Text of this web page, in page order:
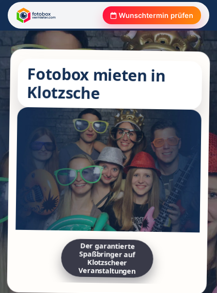
Wunschtermin prüfen
Fotobox mieten in
Klotzsche
Der garantierte
Spaßbringer auf
Klotzscheer
Veranstaltungen